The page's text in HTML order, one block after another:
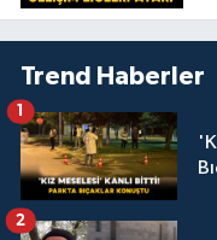
Trend Haberler
1
2